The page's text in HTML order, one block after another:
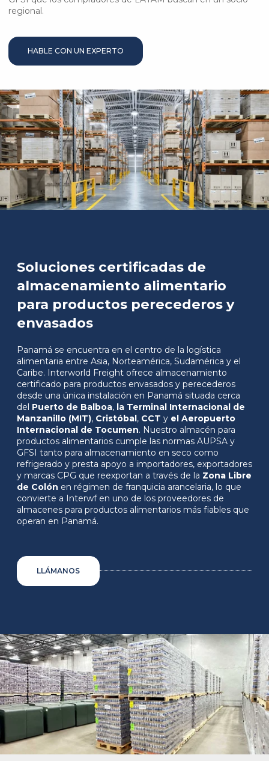
regional.
HABLE CON UN EXPERTO
Soluciones certificadas de
almacenamiento alimentario
para productos perecederos y
envasados
Panamá se encuentra en el centro de la logística
alimentaria entre Asia, Norteamérica, Sudamérica y el
Caribe. Interworld Freight ofrece almacenamiento
certificado para productos envasados y perecederos
desde una única instalación en Panamá situada cerca
del Puerto de Balboa, la Terminal Internacional de
Manzanillo (MIT), Cristóbal, CCT y el Aeropuerto
Internacional de Tocumen. Nuestro almacén para
productos alimentarios cumple las normas AUPSA y
GFSI tanto para almacenamiento en seco como
refrigerado y presta apoyo a importadores, exportadores
y marcas CPG que reexportan a través de la Zona Libre
de Colón en régimen de franquicia arancelaria, lo que
convierte a Interwf en uno de los proveedores de
almacenes para productos alimentarios más fiables que
operan en Panamá.
LLÁMANOS